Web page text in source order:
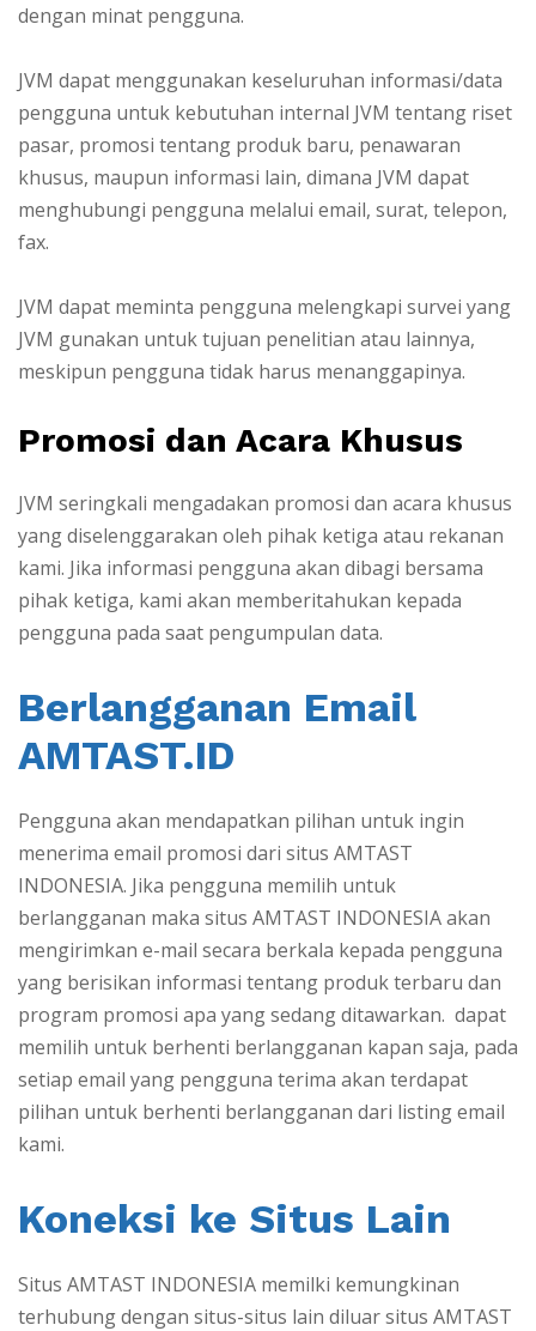
dengan minat pengguna.
JVM dapat menggunakan keseluruhan informasi/data
pengguna untuk kebutuhan internal JVM tentang riset
pasar, promosi tentang produk baru, penawaran
khusus, maupun informasi lain, dimana JVM dapat
menghubungi pengguna melalui email, surat, telepon,
fax.
JVM dapat meminta pengguna melengkapi survei yang
JVM gunakan untuk tujuan penelitian atau lainnya,
meskipun pengguna tidak harus menanggapinya.
Promosi dan Acara Khusus
JVM seringkali mengadakan promosi dan acara khusus
yang diselenggarakan oleh pihak ketiga atau rekanan
kami. Jika informasi pengguna akan dibagi bersama
pihak ketiga, kami akan memberitahukan kepada
pengguna pada saat pengumpulan data.
Berlangganan Email
AMTAST.ID
Pengguna akan mendapatkan pilihan untuk ingin
menerima email promosi dari situs AMTAST
INDONESIA. Jika pengguna memilih untuk
berlangganan maka situs AMTAST INDONESIA akan
mengirimkan e-mail secara berkala kepada pengguna
yang berisikan informasi tentang produk terbaru dan
program promosi apa yang sedang ditawarkan. dapat
memilih untuk berhenti berlangganan kapan saja, pada
setiap email yang pengguna terima akan terdapat
pilihan untuk berhenti berlangganan dari listing email
kami.
Koneksi ke Situs Lain
Situs AMTAST INDONESIA memilki kemungkinan
terhubung dengan situs-situs lain diluar situs AMTAST